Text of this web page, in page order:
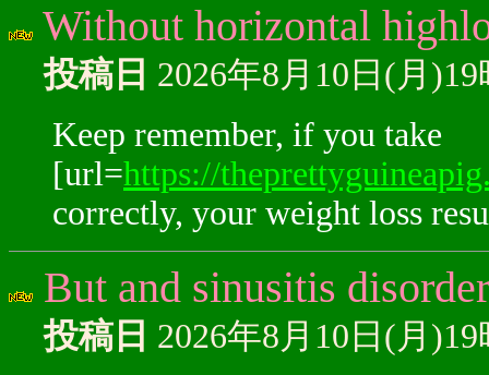
Without horizontal
投稿日 2026年8月10日(月
Keep remember, if you take
[url=https://
correctly, your weight loss
But and sinusitis
投稿日 2026年8月10日(月